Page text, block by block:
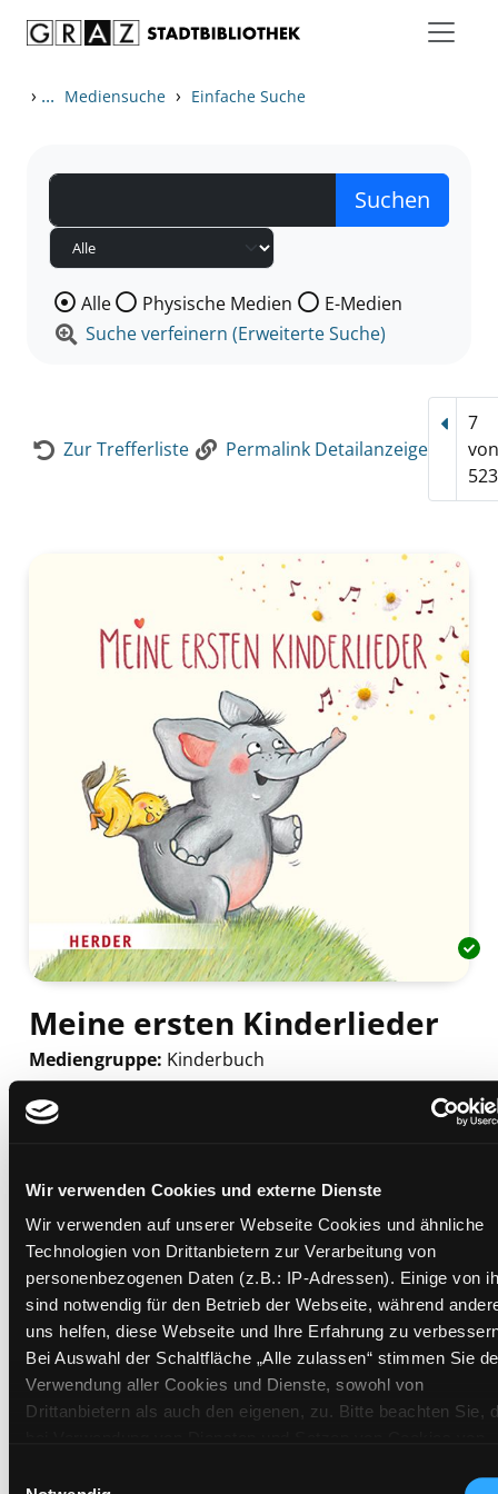
Wir verwenden Cookies und externe Dienste
Wir verwenden auf unserer Webseite Cookies und ähnliche
Technologien von Drittanbietern zur Verarbeitung von
personenbezogenen Daten (z.B.: IP-Adressen). Einige von
sind notwendig für den Betrieb der Webseite, während
uns helfen, diese Webseite und Ihre Erfahrung zu
Bei Auswahl der Schaltfläche „Alle zulassen“ stimmen Sie
Verwendung aller Cookies und Dienste, sowohl von
Drittanbietern als auch den eigenen, zu. Bitte beachten Sie,
› ... Mediensuche › Einfache Suche
Wählen Sie die Medienart nach der Sie suchen wollen.
Alle Physische Medien
E-Medien
Suche verfeinern (Erweiterte Suche)
Zur Trefferliste Permalink Detailanzeige
7
von
523
Meine ersten Kinderlieder
Mediengruppe: Kinderbuch
Suche nach diesem Verfasser
Beschreibung ein-/ausblenden
Exemplare
Zweigstelle:Süd - Lauzilgasse
Signatur:JD.L MEI
Standort 2: Ausleihe
Status: Verfügbar